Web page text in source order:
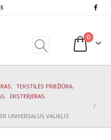
0
, TEKSTILĖS PRIEŽIŪRA,
, EKSTERJERAS,
UNIVERSALUS VALIKLIS